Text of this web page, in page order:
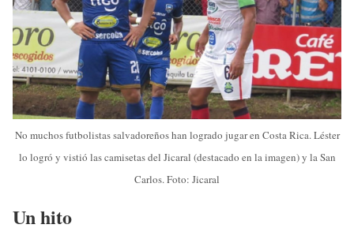
No muchos futbolistas salvadoreños han logrado jugar en Costa Rica. Léster
lo logró y vistió las camisetas del Jicaral (destacado en la imagen) y la San
Carlos. Foto: Jicaral
Un hito